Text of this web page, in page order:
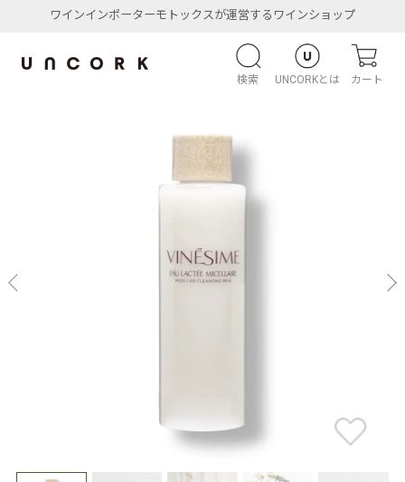
ワインインポーターモトックスが運営するワインショップ
検索 UNCORKとは カート